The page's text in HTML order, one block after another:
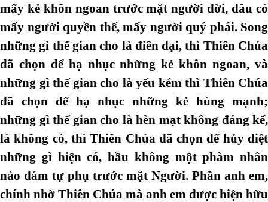
mấy kẻ khôn ngoan trước mặt người đời, đâu có
mấy người quyền thế, mấy người quý phái. Song
những gì thế gian cho là điên dại, thì Thiên Chúa
đã chọn để hạ nhục những kẻ khôn ngoan, và
những gì thế gian cho là yếu kém thì Thiên Chúa
đã chọn để hạ nhục những kẻ hùng mạnh;
những gì thế gian cho là hèn mạt không đáng kể,
là không có, thì Thiên Chúa đã chọn để hủy diệt
những gì hiện có, hầu không một phàm nhân
nào dám tự phụ trước mặt Người. Phần anh em,
chính nhờ Thiên Chúa mà anh em được hiện hữu